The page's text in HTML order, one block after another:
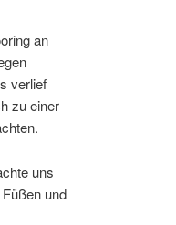
an
verlief
zu einer
uns
und